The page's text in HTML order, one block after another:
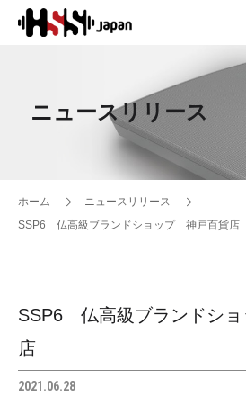
ニュースリリース
ホーム
ニュースリリース
SSP6 仏高級ブランドショップ 神戸百貨店
SSP6 仏高級ブランドシ
店
2021.06.28